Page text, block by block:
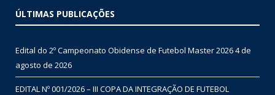
ÚLTIMAS PUBLICAÇÕES
Edital do 2º Campeonato Obidense de Futebol Master 20264 de
agosto de 2026
EDITAL Nº 001/2026 – III COPA DA INTEGRAÇÃO DE FUTEBOL